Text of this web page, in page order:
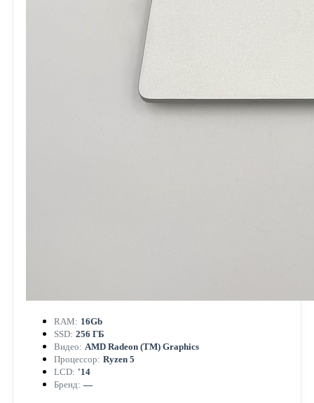
RAM: 16Gb
SSD: 256 ГБ
Видео: AMD Radeon (TM) Graphics
Процессор: Ryzen 5
LCD: '14
Бренд: —